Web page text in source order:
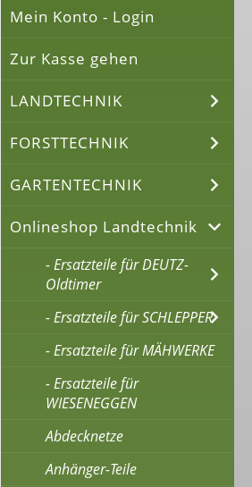
Mein Konto - Login
Zur Kasse gehen
LANDTECHNIK
FORSTTECHNIK
GARTENTECHNIK
Onlineshop Landtechnik
- Ersatzteile für DEUTZ-
Oldtimer
- Ersatzteile für SCHLEPPER
- Ersatzteile für MÄHWERKE
- Ersatzteile für
WIESENEGGEN
Abdecknetze
Anhänger-Teile